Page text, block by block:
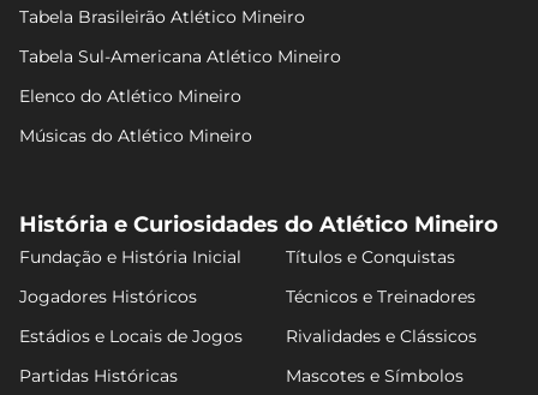
Tabela Brasileirão Atlético Mineiro
Tabela Sul-Americana Atlético Mineiro
Elenco do Atlético Mineiro
Músicas do Atlético Mineiro
História e Curiosidades do Atlético Mineiro
Fundação e História Inicial
Títulos e Conquistas
Jogadores Históricos
Técnicos e Treinadores
Estádios e Locais de Jogos
Rivalidades e Clássicos
Partidas Históricas
Mascotes e Símbolos